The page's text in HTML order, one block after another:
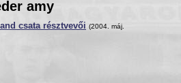
amy
csata résztvevői (2004. máj.